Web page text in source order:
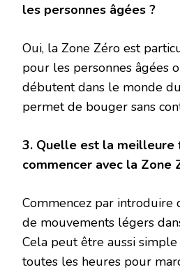
les personnes âgées ?
Oui, la Zone Zéro est
pour les personnes âgées
débutent dans le monde
permet de bouger sans
3. Quelle est la meilleure
commencer avec la Zone
Commencez par introduire
de mouvements légers
Cela peut être aussi
toutes les heures pour